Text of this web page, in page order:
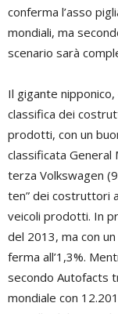
conferma l’asso
mondiali, ma
scenario sarà
Il gigante
classifica dei
prodotti, con un
classificata
terza Volkswagen
ten” dei costruttori
veicoli prodotti. In
del 2013, ma con
ferma all’1,3%.
secondo Autofacts
mondiale con